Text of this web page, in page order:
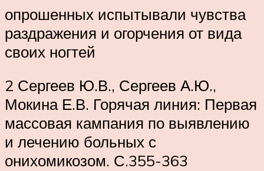
опрошенных испытывали чувства
раздражения и огорчения от вида
своих ногтей
2 Сергеев Ю.В., Сергеев А.Ю.,
Мокина Е.В. Горячая линия: Первая
массовая кампания по выявлению
и лечению больных с
онихомикозом. С.355-363